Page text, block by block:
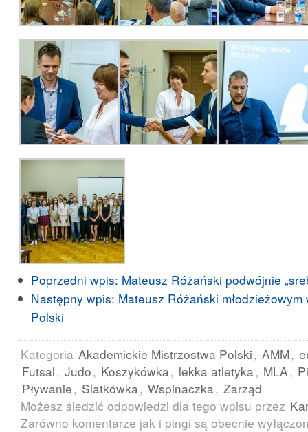
Poprzedni wpis: Mateusz Różański podwójnie
Następny wpis: Mateusz Różański
Polski
Kategoria Akademickie Mistrzostwa Polski, AMM,
Futsal, Judo, Koszykówka, lekka atletyka, MLA,
Pływanie, Siatkówka, Wspinaczka, Zarząd
Możesz śledzić odpowiedzi dla tego wpisu przez
Zarówno komentarze jak i pingi są obecnie